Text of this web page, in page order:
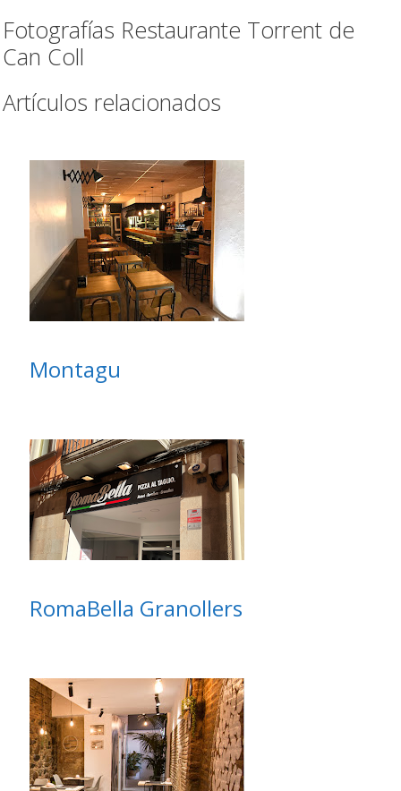
Fotografías Restaurante Torrent de
Can Coll
Artículos relacionados
Montagu
RomaBella Granollers